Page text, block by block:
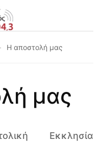
Η αποστολή μας
μας
Εκκλησία